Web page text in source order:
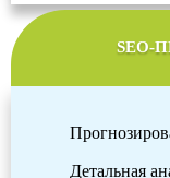
SEO-
Детальная